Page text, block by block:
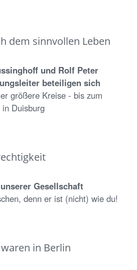
dem sinnvollen Leben
und Rolf Peter
beteiligen sich
größere Kreise - bis zum
Duisburg
Gesellschaft
denn er ist (nicht) wie du!
in Berlin